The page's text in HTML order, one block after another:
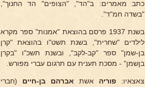
כתב מאמרים: ב"הד", "הצופים" הד החנוך",
"בשדה חמ"ד".
בשנת 1937 פרסם בהוצאת "אמנות" ספר מקרא
לילדים "שחרית", בשנת תשט"ו בהוצאת "קרן
בן-שמן" ספר "קב-לקב", ובשנת תשכ"ו "בקרן
בןשמן" - מסכת תענית עם תרגום עברי מפורש.
צאצאיו: פוריה אשת אברהם בן-חיים (חברי